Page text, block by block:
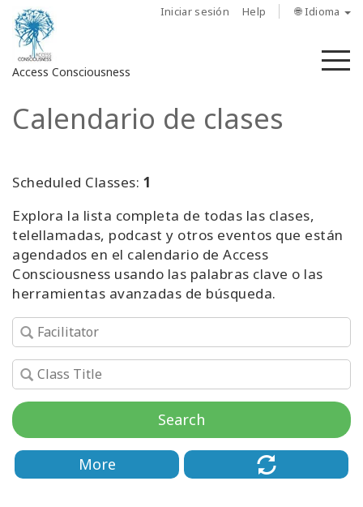
Iniciar sesión Help 🌐 Idioma
Access Consciousness
Iniciar
su
Sobre
nosotros
Las
de
Access
Regiones
Facilitadores
Calendario de clases
Scheduled Classes: 1
Explora la lista completa de todas las clases,
telellamadas, podcast y otros eventos que están
agendados en el calendario de Access
Consciousness usando las palabras clave o las
herramientas avanzadas de búsqueda.
Search
More